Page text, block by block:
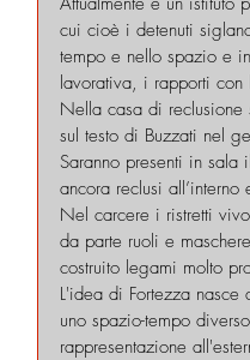
cui cioè i detenuti
tempo e nello spazio e
lavorativa, i rapporti
Nella casa di
sul testo di Buzzati nel
Saranno presenti in
ancora reclusi
Nel carcere i ristretti
da parte ruoli e
costruito legami molto
L'idea di Fortezza
uno spazio-tempo
rappresentazione